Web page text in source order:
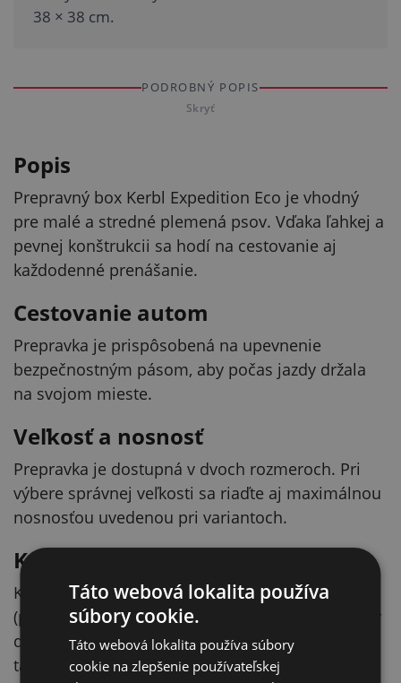
38 × 38 cm.
PODROBNÝ POPIS
Skryť
Popis
Prepravný box Kerbl Expedition Eco je vhodný
pre malé a stredné plemená psov. Vďaka ľahkej a
pevnej konštrukcii sa hodí na cestovanie aj
každodenné prenášanie.
Cestovanie autom
Prepravka je prispôsobená na upevnenie
bezpečnostným pásom, aby počas jazdy držala
na svojom mieste.
Veľkosť a nosnosť
Prepravka je dostupná v dvoch rozmeroch. Pri
výbere správnej veľkosti sa riaďte aj maximálnou
nosnosťou uvedenou pri variantoch.
Kompatibilita (doplnok)
K prepravnému boxu sú ponúkané dečky Cleo
(predávajú sa samostatne). Odporúčané rozmery
dečky podľa veľkosti prepravky sú uvedené v
tabuľke.
Táto webová lokalita používa
súbory cookie.
Táto webová lokalita používa súbory
cookie na zlepšenie používateľskej